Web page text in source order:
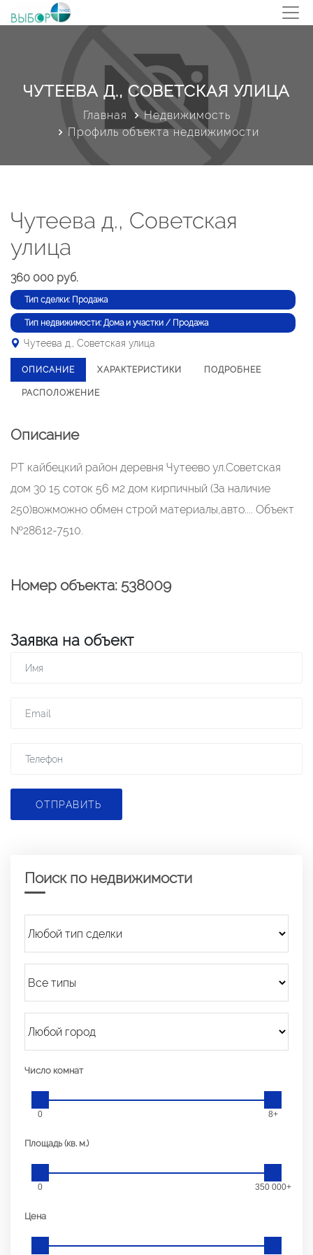
ЧУТЕЕВА Д., СОВЕТСКАЯ УЛИЦА
Главная
Недвижимость
Профиль объекта недвижимости
Чутеева д., Советская
улица
360 000 руб.
Тип сделки: Продажа
Тип недвижимости: Дома и участки / Продажа
Чутеева д., Советская улица
ОПИСАНИЕ ХАРАКТЕРИСТИКИ ПОДРОБНЕЕ
РАСПОЛОЖЕНИЕ
Описание
РТ кайбецкий район деревня Чутеево ул.Советская
дом 30 15 соток 56 м2 дом кирпичный (За наличие
250)вожможно обмен строй материалы,авто.... Объект
№28612-7510.
Номер объекта: 538009
Заявка на объект
ОТПРАВИТЬ
Поиск по недвижимости
Число комнат
0 8+
Площадь (кв. м.)
0 350 000+
Цена